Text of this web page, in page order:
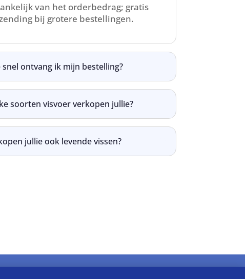
van het orderbedrag; gratis
bij grotere bestellingen.
snel ontvang ik mijn bestelling?
soorten visvoer verkopen jullie?
jullie ook levende vissen?